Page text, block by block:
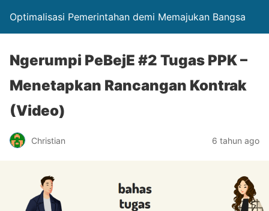
Optimalisasi Pemerintahan demi Memajukan Bangsa
Ngerumpi PeBejE #2 Tugas PPK –
Menetapkan Rancangan Kontrak
(Video)
Christian 6 tahun ago